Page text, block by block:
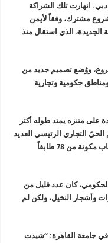
انهارت تلك الشراكة
مشترك، وفقاً لأيمن
الذي استقال منذ
ووُضع تصميم جديد من
حكومية وتجارية
على متنزه يمتد طوله أكثر
الحيّ التجاري الرئيسي العديد
من ناطحات السحاب، بما في ذلك ناطحات سحاب مكونة من 78 طابقاً
كان عدد قليل من
وأشجار النخيل، ولكن لم
في جامعة القاهرة: “شيدت